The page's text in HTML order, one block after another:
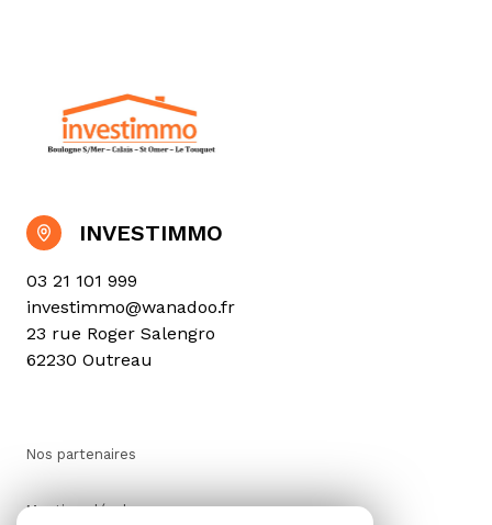
INVESTIMMO
03 21 101 999
investimmo@wanadoo.fr
23 rue Roger Salengro
62230 Outreau
Nos partenaires
Mentions légales